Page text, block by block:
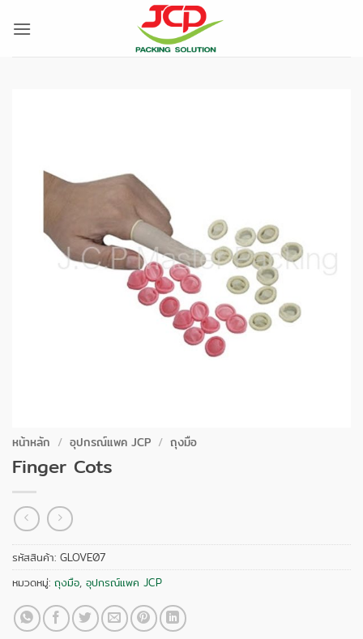
หน้าหลัก / อุปกรณ์แพค JCP / ถุงมือ
Finger Cots
รหัสสินค้า: GLOVE07
หมวดหมู่: ถุงมือ, อุปกรณ์แพค JCP